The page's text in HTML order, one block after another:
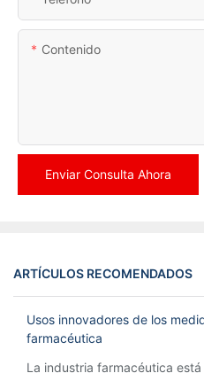
Contenido
Enviar Consulta Ahora
ARTÍCULOS RECOMENDADOS
Usos innovadores de los
farmacéutica
La industria farmacéutica